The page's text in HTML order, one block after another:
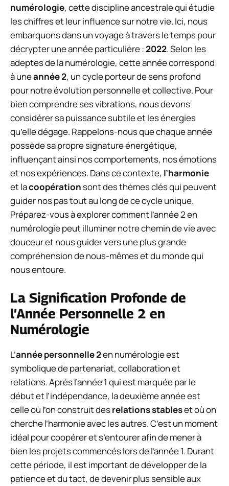
numérologie, cette discipline ancestrale qui étudie
les chiffres et leur influence sur notre vie. Ici, nous
embarquons dans un voyage à travers le temps pour
décrypter une année particulière :2022. Selon les
adeptes de la numérologie, cette année correspond
à uneannée 2, un cycle porteur de sens profond
pour notre évolution personnelle et collective. Pour
bien comprendre ses vibrations, nous devons
considérer sa puissance subtile et les énergies
qu’elle dégage. Rappelons-nous que chaque année
possède sa propre signature énergétique,
influençant ainsi nos comportements, nos émotions
et nos expériences. Dans ce contexte, l’harmonie
et lacoopérationsont des thèmes clés qui peuvent
guider nos pas tout au long de ce cycle unique.
Préparez-vous à explorer comment l’année 2 en
numérologie peut illuminer notre chemin de vie avec
douceur et nous guider vers une plus grande
compréhension de nous-mêmes et du monde qui
nous entoure.
La Signification Profonde de
l’Année Personnelle 2 en
Numérologie
L’année personnelle 2en numérologie est
symbolique de partenariat, collaboration et
relations. Après l’année 1 qui est marquée par le
début et l’indépendance, la deuxième année est
celle où l’on construit desrelations stableset où on
cherche l’harmonie avec les autres. C’est un moment
idéal pour coopérer et s’entourer afin de mener à
bien les projets commencés lors de l’année 1. Durant
cette période, il est important de développer de la
patience et du tact, de devenir plus sensible aux